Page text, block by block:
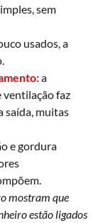
sem
usados, a
a
ventilação faz
saída, muitas
e gordura
mostram que
estão ligados